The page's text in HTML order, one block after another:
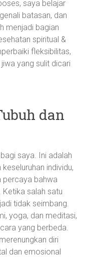
saya belajar
batasan, dan
menjadi bagian
spiritual &
fleksibilitas,
yang sulit dicari
dan
saya. Ini adalah
individu,
percaya bahwa
Ketika salah satu
tidak seimbang.
yoga, dan meditasi,
yang berbeda.
diri
dan emosional